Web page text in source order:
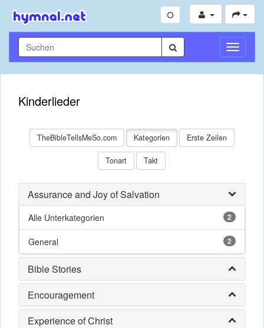
Kinderlieder
TheBibleTellsMeSo.com Kategorien Erste Zeilen
Tonart Takt
Assurance and Joy of Salvation
Alle Unterkategorien 2
General 2
Bible Stories
Encouragement
Experience of Christ